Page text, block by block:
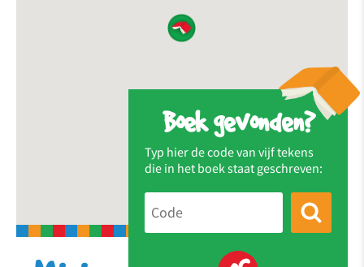
Boek gevonden?
Typ hier de code van vijf tekens
die in het boek staat geschreven: